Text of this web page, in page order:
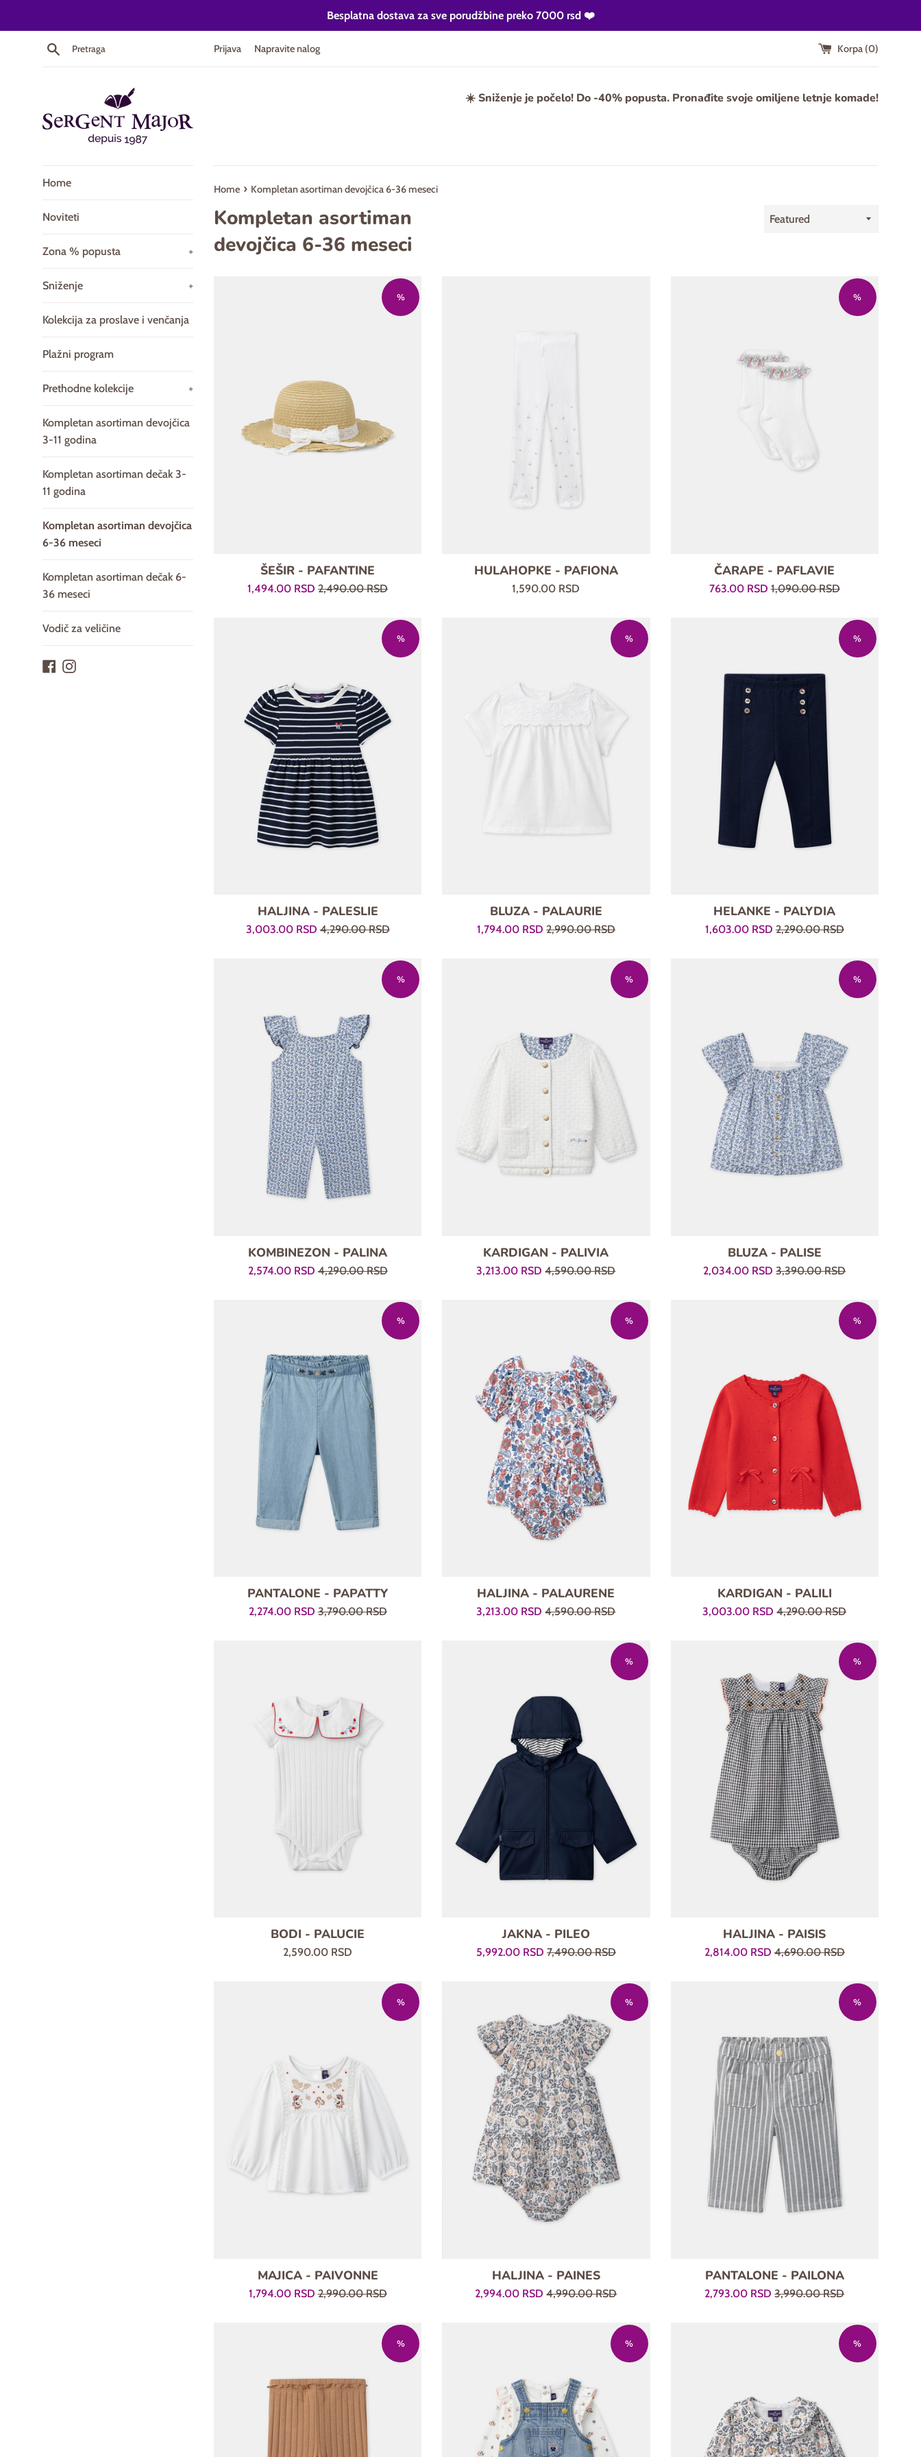
Besplatna dostava za sve porudžbine preko 7000 rsd ❤️
Pretraga Prijava Napravite nalog Korpa (0)
☀️ Sniženje je počelo! Do -40% popusta. Pronađite svoje omiljene letnje komade!
Home
Noviteti
Zona % popusta +
Sniženje +
Kolekcija za proslave i venčanja
Plažni program
Prethodne kolekcije +
Kompletan asortiman devojčica
3-11 godina
Kompletan asortiman dečak 3-
11 godina
Kompletan asortiman devojčica
6-36 meseci
Kompletan asortiman dečak 6-
36 meseci
Vodič za veličine
Facebook
Instagram
Home › Kompletan asortiman devojčica 6-36 meseci
Kompletan asortiman
devojčica 6-36 meseci
Sort
ŠEŠIR - PAFANTINE
Prodajna
1,494.00 RSDRegularna
2,490.00 RSD
%
HULAHOPKE - PAFIONA
Regularna
1,590.00 RSD
ČARAPE - PAFLAVIE
Prodajna
763.00 RSDRegularna
1,090.00 RSD
%
HALJINA - PALESLIE
Prodajna
3,003.00 RSDRegularna
4,290.00 RSD
%
BLUZA - PALAURIE
Prodajna
1,794.00 RSD Regularna
2,990.00 RSD
%
HELANKE - PALYDIA
Prodajna
1,603.00 RSDRegularna
2,290.00 RSD
%
KOMBINEZON - PALINA
Prodajna
2,574.00 RSDRegularna
4,290.00 RSD
%
KARDIGAN - PALIVIA
Prodajna
3,213.00 RSDRegularna
4,590.00 RSD
%
BLUZA - PALISE
Prodajna
2,034.00 RSDRegularna
3,390.00 RSD
%
PANTALONE - PAPATTY
Prodajna
2,274.00 RSDRegularna
3,790.00 RSD
%
HALJINA - PALAURENE
Prodajna
3,213.00 RSDRegularna
4,590.00 RSD
%
KARDIGAN - PALILI
Prodajna
3,003.00 RSDRegularna
4,290.00 RSD
%
BODI - PALUCIE
Regularna
2,590.00 RSD
JAKNA - PILEO
Prodajna
5,992.00 RSD Regularna
7,490.00 RSD
%
HALJINA - PAISIS
Prodajna
2,814.00 RSDRegularna
4,690.00 RSD
%
MAJICA - PAIVONNE
Prodajna
1,794.00 RSDRegularna
2,990.00 RSD
%
HALJINA - PAINES
Prodajna
2,994.00 RSDRegularna
4,990.00 RSD
%
PANTALONE - PAILONA
Prodajna
2,793.00 RSDRegularna
3,990.00 RSD
%
% % %